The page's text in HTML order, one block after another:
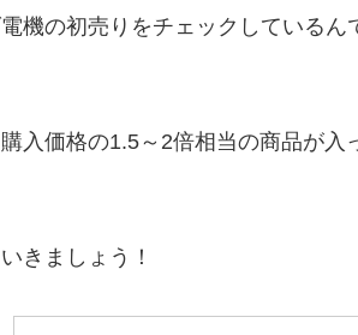
機の初売りをチェックしている
入価格の1.5～2倍相当の商品が
きましょう！